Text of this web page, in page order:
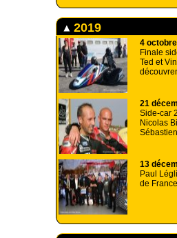
2019
4
Finale
Ted et
21
Side-car
Nicolas
13
Paul
de